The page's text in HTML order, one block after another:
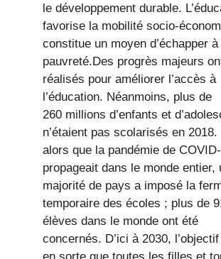
le développement durable.
favorise la mobilité socio-
constitue un moyen d’échapper à
pauvreté.Des progrès majeurs
réalisés pour améliorer l’accès à
l’éducation. Néanmoins, plus de
260 millions d’enfants et
n’étaient pas scolarisés en 2018.
alors que la pandémie de
propageait dans le monde entier,
majorité de pays a imposé la
temporaire des écoles ; plus de
élèves dans le monde ont été
concernés. D’ici à 2030,
en sorte que toutes les filles et